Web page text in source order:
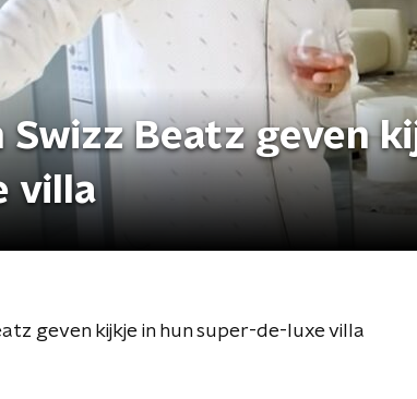
Swizz Beatz geven
villa
geven kijkje in hun super-de-luxe villa